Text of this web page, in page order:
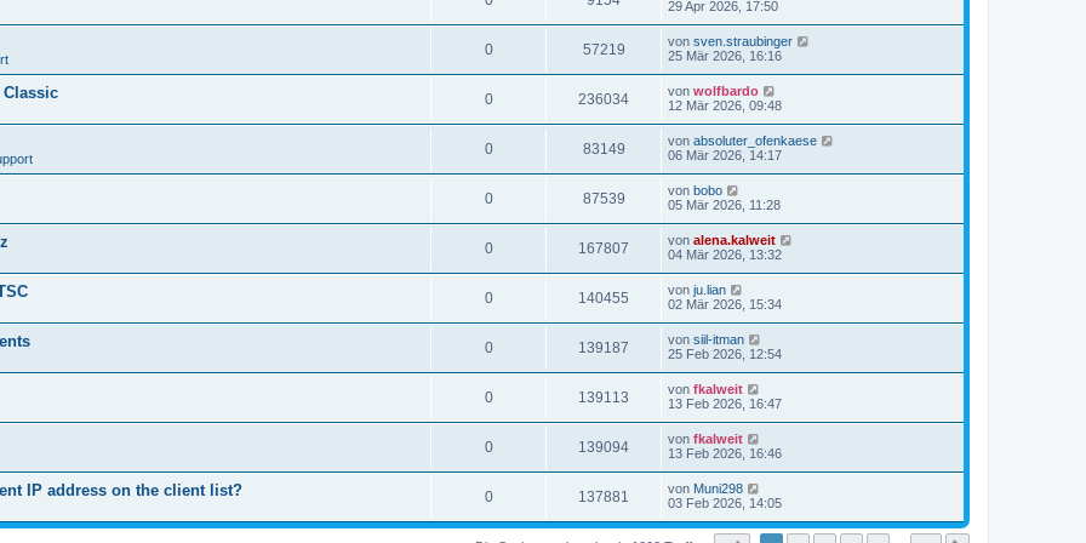
29 Apr 2026, 17:50
0 57219 von sven.straubinger
25 Mär 2026, 16:16
Classic 0 236034 von wolfbardo
12 Mär 2026, 09:48
0 83149 von absoluter_ofenkaese
06 Mär 2026, 14:17
0 87539 von bobo
05 Mär 2026, 11:28
0 167807 von alena.kalweit
04 Mär 2026, 13:32
0 140455 von ju.lian
02 Mär 2026, 15:34
0 139187 von siil-itman
25 Feb 2026, 12:54
0 139113 von fkalweit
13 Feb 2026, 16:47
0 139094 von fkalweit
13 Feb 2026, 16:46
IP address on the client list? 0 137881 von Muni298
03 Feb 2026, 14:05